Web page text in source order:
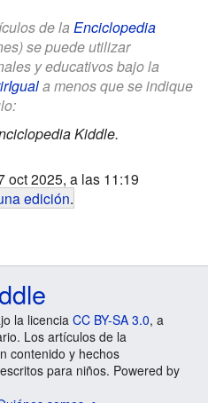
de la Enciclopedia
se puede utilizar
y educativos bajo la
a menos que se indique
Kiddle.
oct 2025, a las 11:19
edición.
la licencia CC BY-SA 3.0, a
Los artículos de la
contenido y hechos
para niños. Powered by